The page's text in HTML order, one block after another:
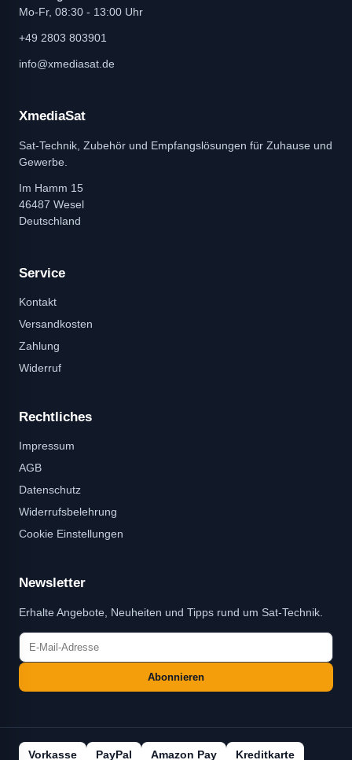
Mo-Fr, 08:30 - 13:00 Uhr
+49 2803 803901
info@xmediasat.de
XmediaSat
Sat-Technik, Zubehör und Empfangslösungen für Zuhause und
Gewerbe.
Im Hamm 15
46487 Wesel
Deutschland
Service
Kontakt
Versandkosten
Zahlung
Widerruf
Rechtliches
Impressum
AGB
Datenschutz
Widerrufsbelehrung
Cookie Einstellungen
Newsletter
Erhalte Angebote, Neuheiten und Tipps rund um Sat-Technik.
Abonnieren
Vorkasse PayPal Amazon Pay Kreditkarte